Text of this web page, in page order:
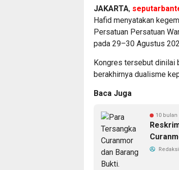
JAKARTA,
Hafid menyatakan
Persatuan Persatuan
pada 29–30 Agustus
Kongres tersebut dinilai
berakhirnya dualisme
Baca Juga
10
Redaksi